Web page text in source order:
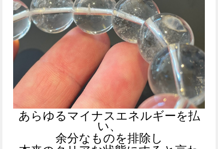
あらゆるマイナスエネルギーを払
い、
余分なものを排除し